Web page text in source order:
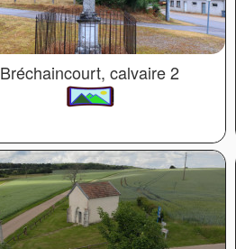
Bréchaincourt, calvaire 2